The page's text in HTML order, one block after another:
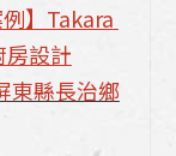
】Takara
設計
東縣長治鄉